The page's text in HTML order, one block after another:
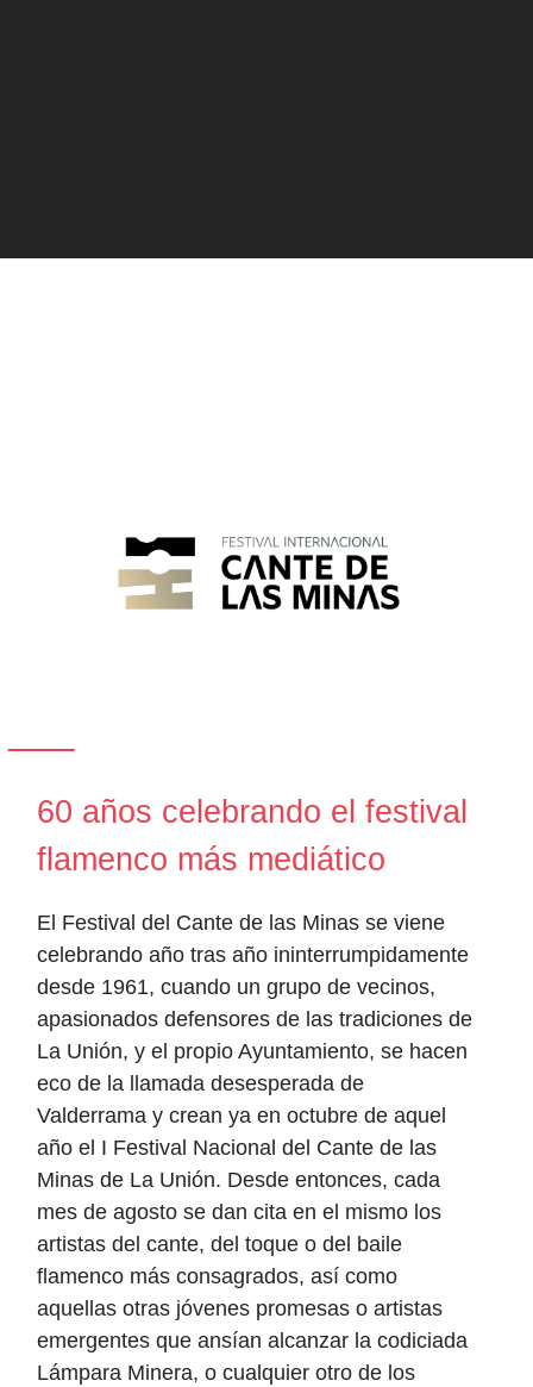
60 años celebrando el festival
flamenco más mediático
El Festival del Cante de las Minas se viene
celebrando año tras año ininterrumpidamente
desde 1961, cuando un grupo de vecinos,
apasionados defensores de las tradiciones de
La Unión, y el propio Ayuntamiento, se hacen
eco de la llamada desesperada de
Valderrama y crean ya en octubre de aquel
año el I Festival Nacional del Cante de las
Minas de La Unión. Desde entonces, cada
mes de agosto se dan cita en el mismo los
artistas del cante, del toque o del baile
flamenco más consagrados, así como
aquellas otras jóvenes promesas o artistas
emergentes que ansían alcanzar la codiciada
Lámpara Minera, o cualquier otro de los